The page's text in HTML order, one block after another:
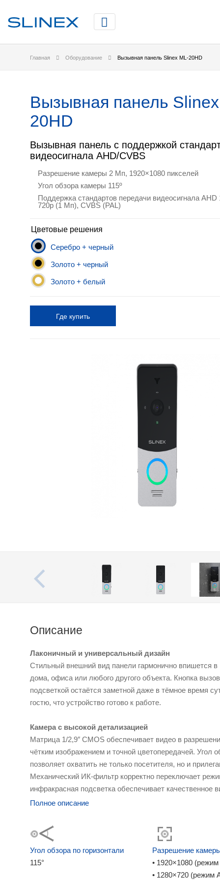
Главная Оборудование Вызывная панель Slinex ML-20HD
Вызывная панель
20HD
Вызывная панель с поддержкой
видеосигнала AHD/CVBS
Разрешение камеры 2 Mп, 1920×1080 пикселей
Угол обзора камеры 115º
Поддержка стандартов передачи видеосигнала
720p (1 Мп), CVBS (PAL)
Цветовые решения
Серебро + черный
Золото + черный
Золото + белый
Где купить
Описание
Лаконичный и универсальный дизайн
Стильный внешний вид панели гармонично впишется в
дома, офиса или любого другого объекта. Кнопка
подсветкой остаётся заметной даже в тёмное время
гостю, что устройство готово к работе.
Камера с высокой детализацией
Матрица 1/2,9″ CMOS обеспечивает видео в
чётким изображением и точной цветопередачей. Угол
позволяет охватить не только посетителя, но и
Механический ИК-фильтр корректно переключает
инфракрасная подсветка обеспечивает качественное
освещённости от 0,01 Лк.
Подключение к современным и устаревшим
На задней панели расположен аппаратный
изменить формат сигнала с AHD-1080 p на AHD-720 p
Это обеспечивает совместимость ML-20HD как с
видеодомофонами, так и с аналоговыми системами
Полное описание
Угол обзора по горизонтали
115°
Разрешение
• 1920×1080
• 1280×720 (режим